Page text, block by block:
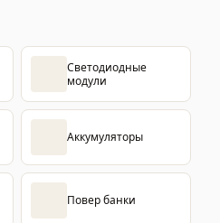
Светодиодные
модули
Аккумуляторы
Повер банки